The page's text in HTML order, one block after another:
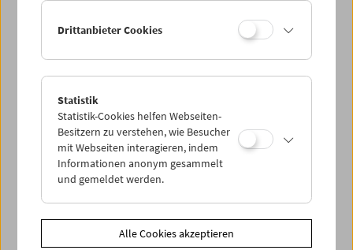
Sa 7.8.
PROGRAMM ÜBERBLICK
Drittanbieter Cookies
Statistik
Statistik-Cookies helfen Webseiten-
Besitzern zu verstehen, wie Besucher
mit Webseiten interagieren, indem
Informationen anonym gesammelt
und gemeldet werden.
Alle Cookies akzeptieren